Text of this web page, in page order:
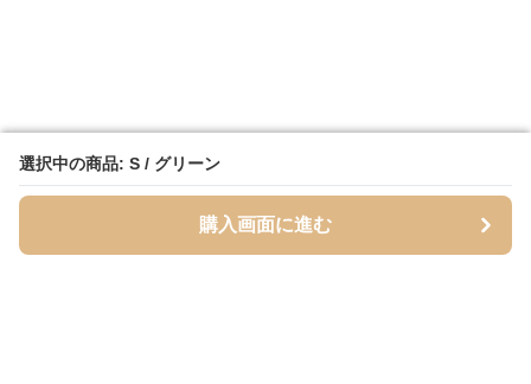
選択中の商品: S / グリーン
購入画面に進む
選択中の商品: S / グリーン
購入画面に進む